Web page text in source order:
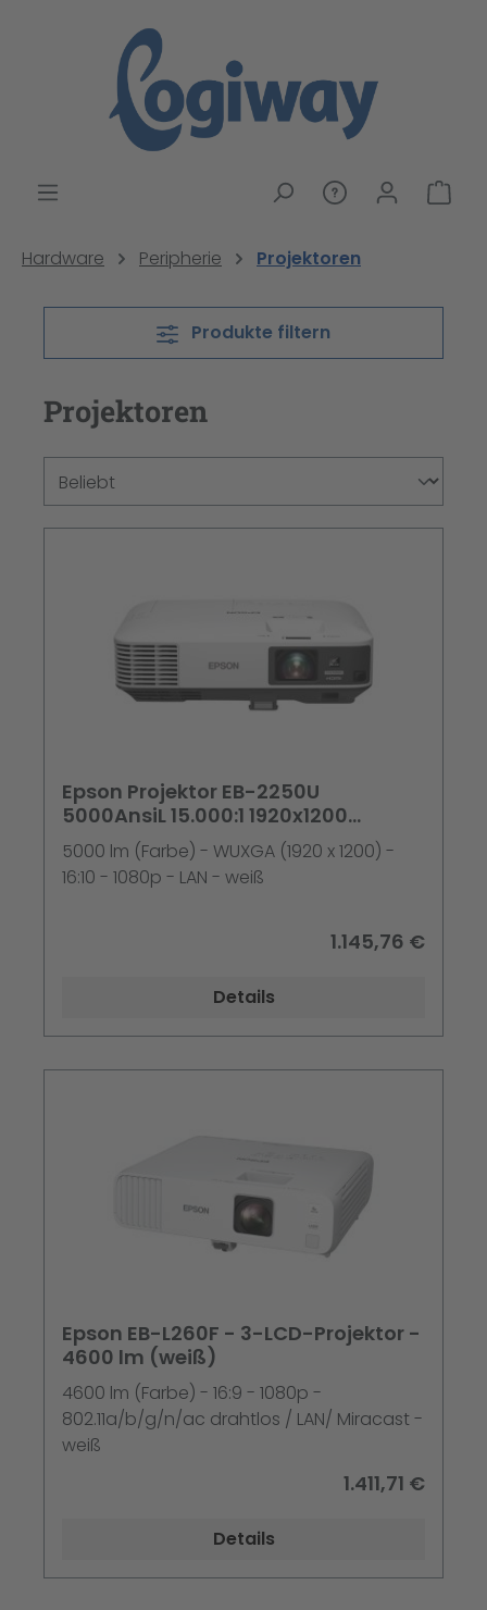
Hardware Peripherie Projektoren
Produkte filtern
Projektoren
Epson Projektor EB-2250U
5000AnsiL 15.000:1 1920x1200
WUXGA 3J. VOS (Rahmenvertrag)
5000 lm (Farbe) - WUXGA (1920 x 1200) -
16:10 - 1080p - LAN - weiß
1.145,76 €
Details
Epson EB-L260F - 3-LCD-Projektor -
4600 lm (weiß)
4600 lm (Farbe) - 16:9 - 1080p -
802.11a/b/g/n/ac drahtlos / LAN/ Miracast -
weiß
1.411,71 €
Details